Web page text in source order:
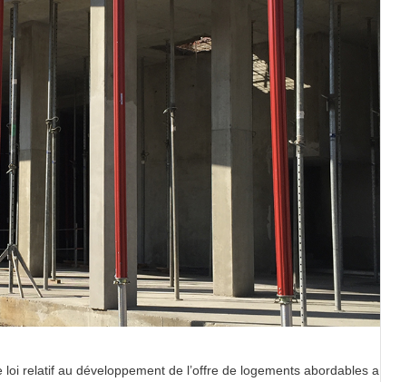
loi relatif au développement de l’offre de logements abordables a